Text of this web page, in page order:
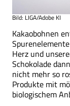
Bild: LIGA/Adobe KI
Kakaobohnen
Herz und
Schokolade
nicht mehr so
Produkte mit
biologischem